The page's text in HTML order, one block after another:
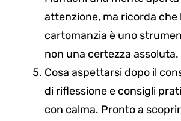
attenzione, ma ricorda che
cartomanzia è uno
non una certezza assoluta.
Cosa aspettarsi dopo il
di riflessione e consigli
con calma. Pronto a